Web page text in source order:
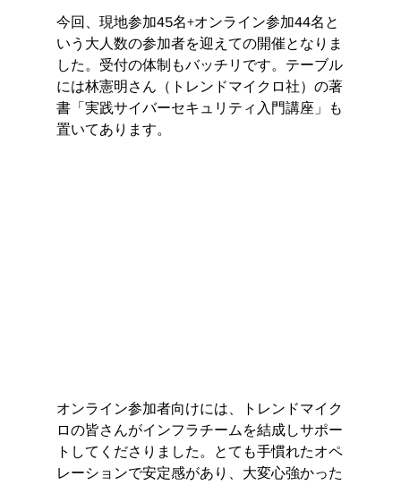
今回、現地参加45名+オンライン参加44名と
いう大人数の参加者を迎えての開催となりま
した。受付の体制もバッチリです。テーブル
には林憲明さん（トレンドマイクロ社）の著
書「実践サイバーセキュリティ入門講座」も
置いてあります。
オンライン参加者向けには、トレンドマイク
ロの皆さんがインフラチームを結成しサポー
トしてくださりました。とても手慣れたオペ
レーションで安定感があり、大変心強かった